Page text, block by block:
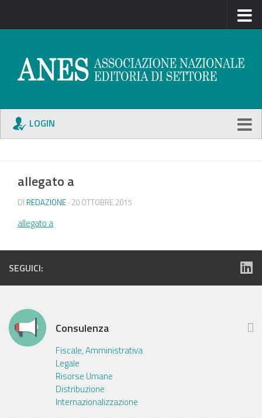
LOGIN
allegato a
DI REDAZIONE · 20 OTTOBRE 2015
allegato a
SEGUICI:
Consulenza
Fiscale, Amministrativa
Legale
Risorse Umane
Distribuzione
Internazionalizzazione